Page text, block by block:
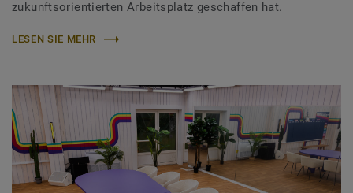
zukunftsorientierten Arbeitsplatz geschaffen hat.
LESEN SIE MEHR